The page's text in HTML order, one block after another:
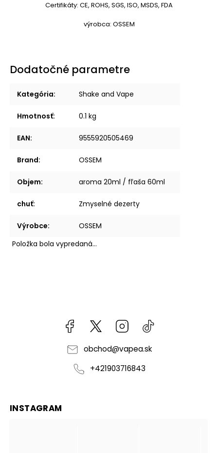
Certifikáty: CE, ROHS, SGS, ISO, MSDS, FDA
výrobca: OSSEM
Dodatočné parametre
Kategória: Shake and Vape
Hmotnosť: 0.1 kg
EAN: 9555920505469
Brand: OSSEM
Objem: aroma 20ml / fľaša 60ml
chuť: Zmyselné dezerty
Výrobce:
OSSEM
Položka bola vypredaná…
Facebook kzifcak85131Instagram
obchod@vapea.sk
+421903716843
INSTAGRAM